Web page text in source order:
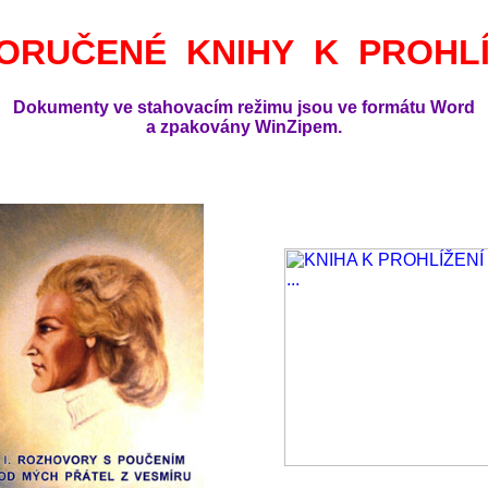
KNIHY K
Dokumenty ve stahovacím režimu jsou ve formátu Word
a zpakovány WinZipem.